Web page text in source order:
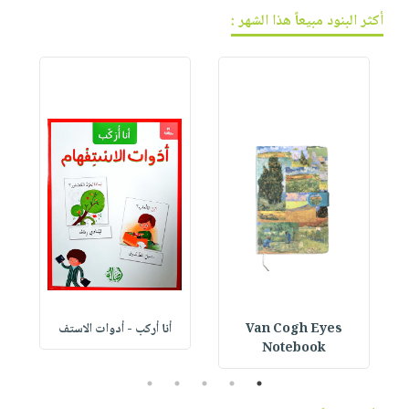
أكثر البنود مبيعاً هذا الشهر :
Van Cogh Eyes
Notebook
أنا أركب - أدوات الاستف
1
2
3
4
5